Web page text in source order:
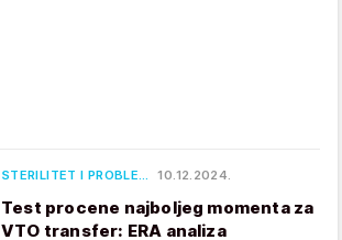
STERILITET I PROBLE… 10.12.2024.
Test procene najboljeg momenta za
VTO transfer: ERA analiza